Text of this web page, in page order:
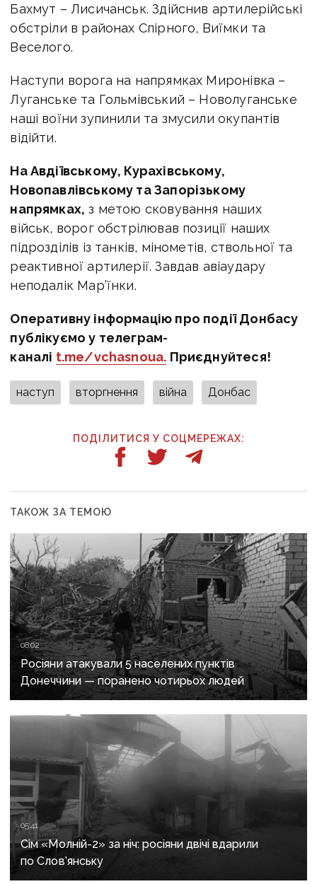
Бахмут – Лисичанськ. Здійснив артилерійські
обстріли в районах Спірного, Виїмки та
Веселого.
Наступи ворога на напрямках Миронівка –
Луганське та Гольмівський – Новолуганське
наші воїни зупинили та змусили окупантів
відійти.
На Авдіївському, Курахівському,
Новопавлівському та Запорізькому
напрямках, з метою сковування наших
військ, ворог обстрілював позиції наших
підрозділів із танків, мінометів, ствольної та
реактивної артилерії. Завдав авіаудару
неподалік Мар’їнки.
Оперативну інформацію про події Донбасу
публікуємо у телеграм-
каналі t.me/vchasnoua. Приєднуйтеся!
наступ вторгнення війна Донбас
ПОДІЛИТИСЯ У СОЦМЕРЕЖАХ:
ТАКОЖ ЗА ТЕМОЮ
08:02
Росіяни атакували 5 населених пунктів
Донеччини — поранено чотирьох людей
05:41
Сім «Молній-2» за ніч: росіяни двічі вдарили
по Слов’янську